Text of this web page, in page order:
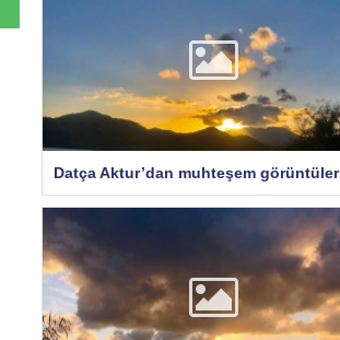
Datça Aktur’dan muhteşem görüntüler